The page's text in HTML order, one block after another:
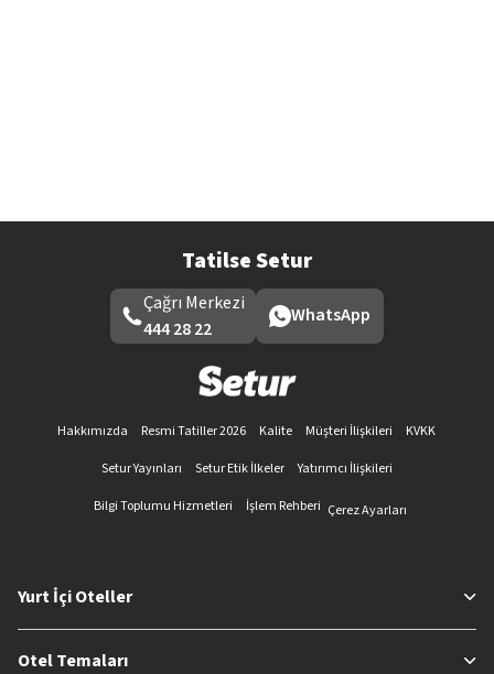
Tatilse Setur
Çağrı Merkezi
444 28 22
WhatsApp
Hakkımızda Resmi Tatiller 2026 Kalite Müşteri İlişkileri
KVKK
Setur Yayınları
Setur Etik İlkeler
Yatırımcı İlişkileri
Bilgi Toplumu Hizmetleri
İşlem Rehberi Çerez Ayarları
Yurt İçi Oteller
Otel Temaları